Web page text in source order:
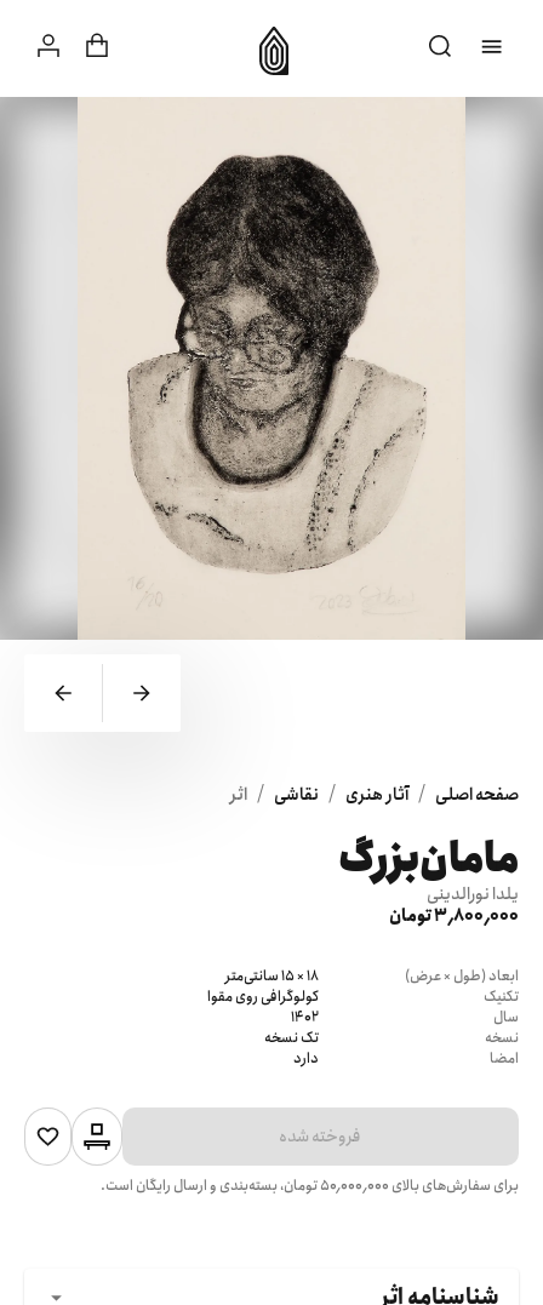
صفحه اصلی / آثار هنری / نقاشی / اثر
مامان‌بزرگ
یلدا نورالدینی
3٬800٬000 تومان
ابعاد (طول × عرض)
18 × 15 سانتی‌متر
تکنیک
کولوگرافی روی مقوا
سال
1402
نسخه
تک نسخه
امضا
دارد
فروخته شده
برای سفارش‌های بالای ۵۰٬۰۰۰٬۰۰۰تومان، بسته‌بندی و ارسال رایگان است.
شناسنامه اثر